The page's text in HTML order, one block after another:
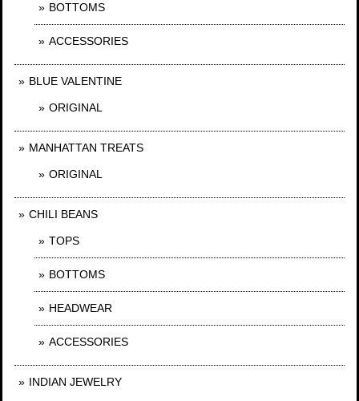
BOTTOMS
ACCESSORIES
BLUE VALENTINE
ORIGINAL
MANHATTAN TREATS
ORIGINAL
CHILI BEANS
TOPS
BOTTOMS
HEADWEAR
ACCESSORIES
INDIAN JEWELRY